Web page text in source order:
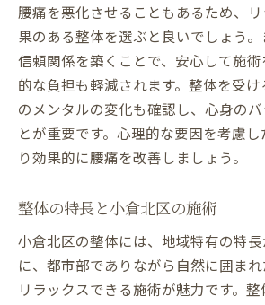
腰痛を悪化させることもあるため、
果のある整体を選ぶと良いでしょう
信頼関係を築くことで、安心して施
的な負担も軽減されます。整体を受
のメンタルの変化も確認し、心身の
とが重要です。心理的な要因を考慮
り効果的に腰痛を改善しましょう。
整体の特長と小倉北区の施術
小倉北区の整体には、地域特有の特
に、都市部でありながら自然に囲ま
リラックスできる施術が魅力です。